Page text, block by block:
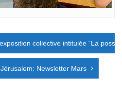
collective intitulée “La
Newsletter Mars